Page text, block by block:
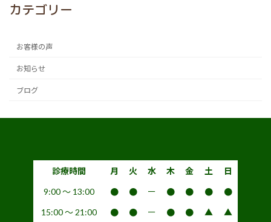
カテゴリー
お客様の声
お知らせ
ブログ
診療時間 月 火 水 木 金 土
日
9:00 〜 13:00
● ● ー ● ● ●
●
15:00 〜 21:00
● ● ー ● ● ▲ ▲